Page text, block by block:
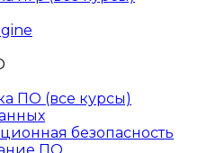
ПО (все курсы)
безопасность